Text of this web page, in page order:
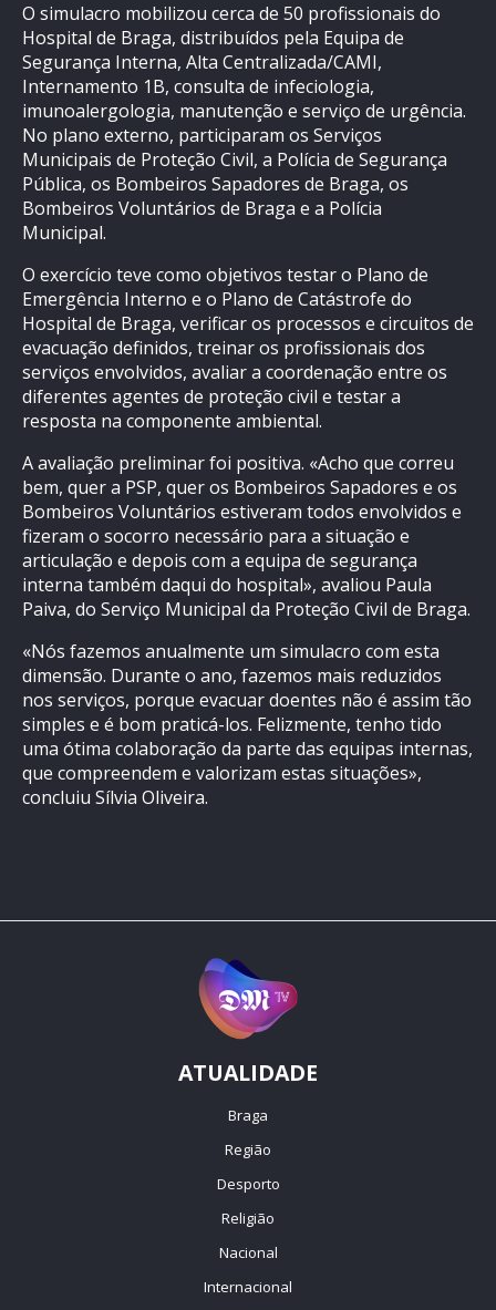
O simulacro mobilizou cerca de 50 profissionais do
Hospital de Braga, distribuídos pela Equipa de
Segurança Interna, Alta Centralizada/CAMI,
Internamento 1B, consulta de infeciologia,
imunoalergologia, manutenção e serviço de urgência.
No plano externo, participaram os Serviços
Municipais de Proteção Civil, a Polícia de Segurança
Pública, os Bombeiros Sapadores de Braga, os
Bombeiros Voluntários de Braga e a Polícia
Municipal.
O exercício teve como objetivos testar o Plano de
Emergência Interno e o Plano de Catástrofe do
Hospital de Braga, verificar os processos e circuitos de
evacuação definidos, treinar os profissionais dos
serviços envolvidos, avaliar a coordenação entre os
diferentes agentes de proteção civil e testar a
resposta na componente ambiental.
A avaliação preliminar foi positiva. «Acho que correu
bem, quer a PSP, quer os Bombeiros Sapadores e os
Bombeiros Voluntários estiveram todos envolvidos e
fizeram o socorro necessário para a situação e
articulação e depois com a equipa de segurança
interna também daqui do hospital», avaliou Paula
Paiva, do Serviço Municipal da Proteção Civil de Braga.
«Nós fazemos anualmente um simulacro com esta
dimensão. Durante o ano, fazemos mais reduzidos
nos serviços, porque evacuar doentes não é assim tão
simples e é bom praticá-los. Felizmente, tenho tido
uma ótima colaboração da parte das equipas internas,
que compreendem e valorizam estas situações»,
concluiu Sílvia Oliveira.
ATUALIDADE
Braga
Região
Desporto
Religião
Nacional
Internacional